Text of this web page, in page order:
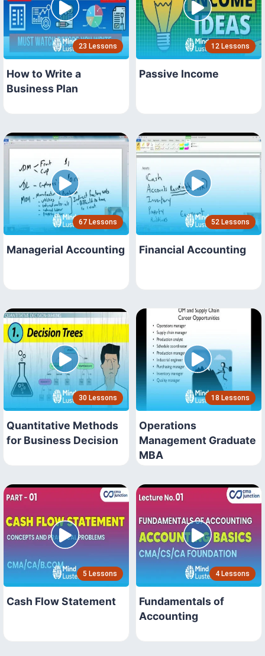
23 Lessons
How to Write a
Business Plan
12 Lessons
Passive Income
67 Lessons
Managerial Accounting
52 Lessons
Financial Accounting
30 Lessons
Quantitative Methods
for Business Decision
18 Lessons
Operations
Management Graduate
MBA
5 Lessons
Cash Flow Statement
4 Lessons
Fundamentals of
Accounting